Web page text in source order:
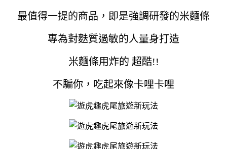
最值得一提的商品，即是強調研發的米麵條
專為對麩質過敏的人量身打造
米麵條用炸的 超酷!!
不騙你，吃起來像卡哩卡哩